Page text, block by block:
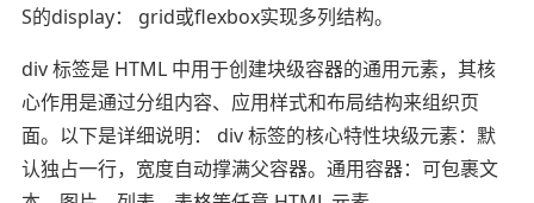
S的display： grid或flexbox实现多列结构。
div 标签是 HTML 中用于创建块级容器的通用元素，其核
心作用是通过分组内容、应用样式和布局结构来组织页
面。以下是详细说明： div 标签的核心特性块级元素：默
认独占一行，宽度自动撑满父容器。通用容器：可包裹文